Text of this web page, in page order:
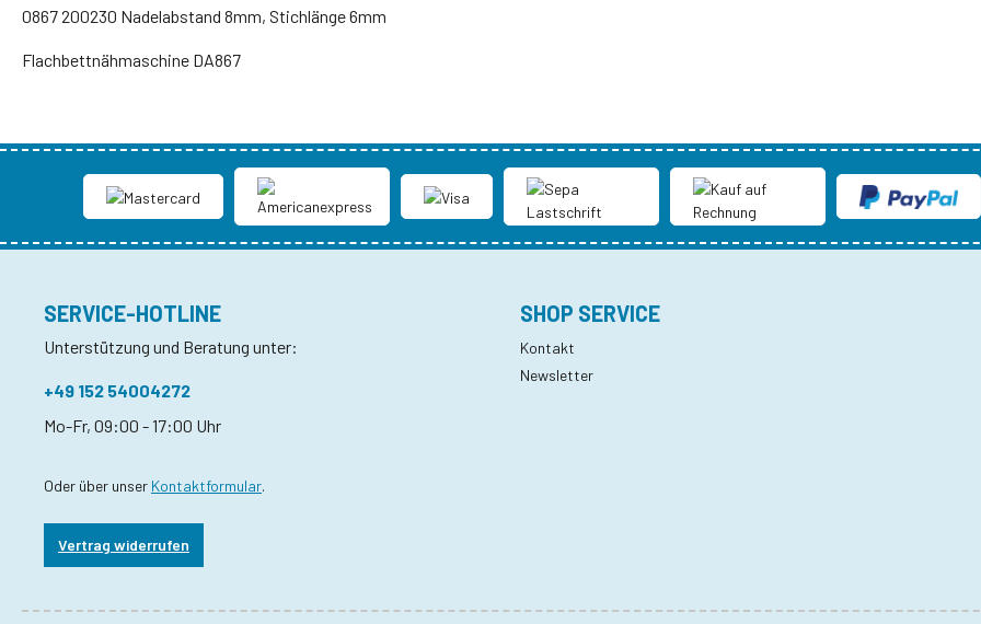
0867 200230 Nadelabstand 8mm, Stichlänge 6mm
Flachbettnähmaschine DA867
SERVICE-HOTLINE
Unterstützung und Beratung unter:
+49 152 54004272
Mo-Fr, 09:00 - 17:00 Uhr
Oder über unser Kontaktformular.
Vertrag widerrufen
SHOP SERVICE
Kontakt
Newsletter